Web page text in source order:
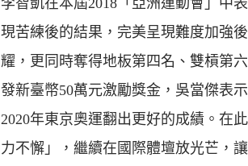
現苦練後的結果，完美呈現難度加強
耀，更同時奪得地板第四名、雙槓第
發新臺幣50萬元激勵獎金，吳當傑表
2020年東京奧運翻出更好的成績。在
力不懈」，繼續在國際體壇放光芒，